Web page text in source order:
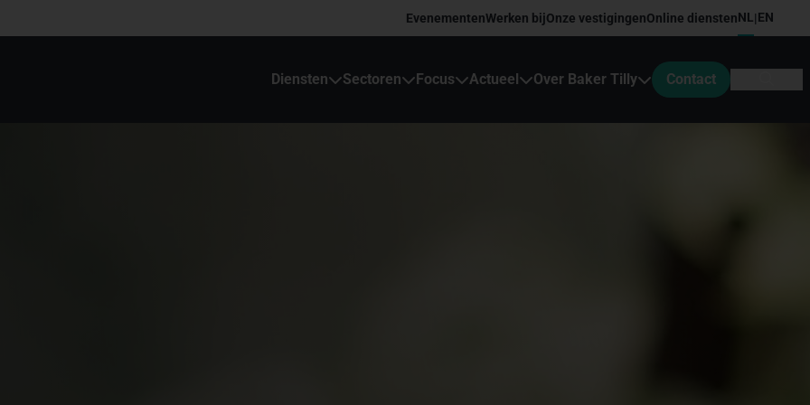
EvenementenWerken bijOnze vestigingenOnline dienstenNL|EN
Diensten Sectoren Focus Actueel Over Baker Tilly Contact